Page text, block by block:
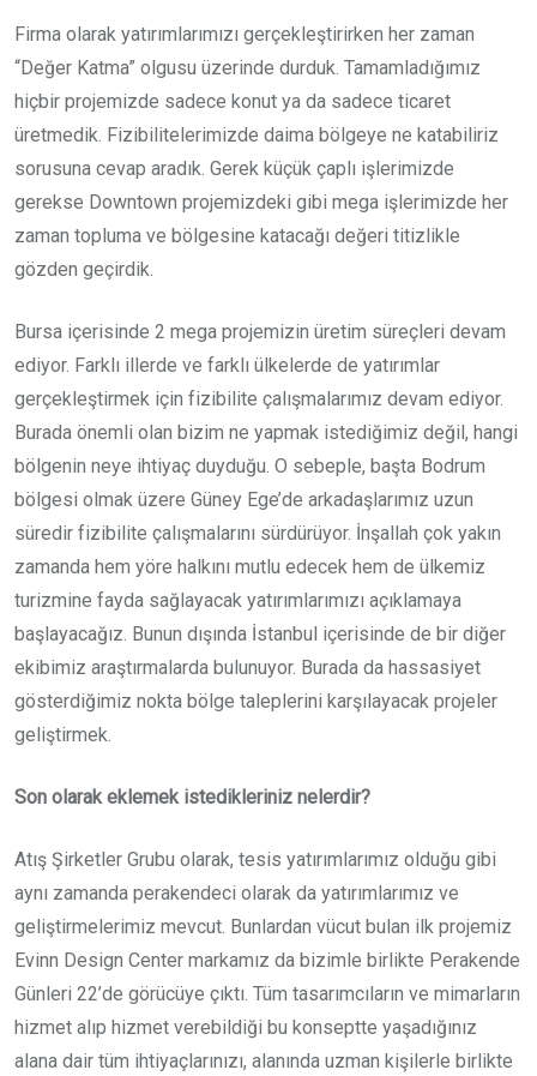
Firma olarak yatırımlarımızı gerçekleştirirken her zaman
“Değer Katma” olgusu üzerinde durduk. Tamamladığımız
hiçbir projemizde sadece konut ya da sadece ticaret
üretmedik. Fizibilitelerimizde daima bölgeye ne katabiliriz
sorusuna cevap aradık. Gerek küçük çaplı işlerimizde
gerekse Downtown projemizdeki gibi mega işlerimizde her
zaman topluma ve bölgesine katacağı değeri titizlikle
gözden geçirdik.
Bursa içerisinde 2 mega projemizin üretim süreçleri devam
ediyor. Farklı illerde ve farklı ülkelerde de yatırımlar
gerçekleştirmek için fizibilite çalışmalarımız devam ediyor.
Burada önemli olan bizim ne yapmak istediğimiz değil, hangi
bölgenin neye ihtiyaç duyduğu. O sebeple, başta Bodrum
bölgesi olmak üzere Güney Ege’de arkadaşlarımız uzun
süredir fizibilite çalışmalarını sürdürüyor. İnşallah çok yakın
zamanda hem yöre halkını mutlu edecek hem de ülkemiz
turizmine fayda sağlayacak yatırımlarımızı açıklamaya
başlayacağız. Bunun dışında İstanbul içerisinde de bir diğer
ekibimiz araştırmalarda bulunuyor. Burada da hassasiyet
gösterdiğimiz nokta bölge taleplerini karşılayacak projeler
geliştirmek.
Son olarak eklemek istedikleriniz nelerdir?
Atış Şirketler Grubu olarak, tesis yatırımlarımız olduğu gibi
aynı zamanda perakendeci olarak da yatırımlarımız ve
geliştirmelerimiz mevcut. Bunlardan vücut bulan ilk projemiz
Evinn Design Center markamız da bizimle birlikte Perakende
Günleri 22’de görücüye çıktı. Tüm tasarımcıların ve mimarların
hizmet alıp hizmet verebildiği bu konseptte yaşadığınız
alana dair tüm ihtiyaçlarınızı, alanında uzman kişilerle birlikte